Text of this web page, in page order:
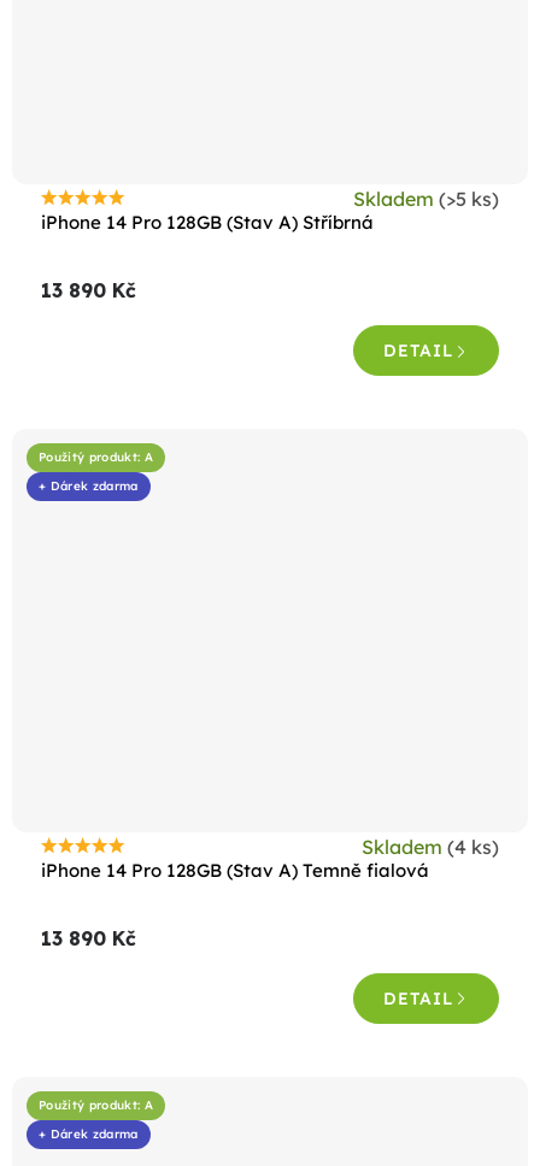
iPhone 14 Pro 128GB (Stav A) Stříbrná
Průměrné
je
Skladem (>5 ks)
13 890 Kč
DETAIL
Použitý produkt: A
+ Dárek zdarma
iPhone 14 Pro 128GB (Stav A) Temně fialová
Průměrné
je
Skladem (4 ks)
13 890 Kč
DETAIL
Použitý produkt: A
+ Dárek zdarma